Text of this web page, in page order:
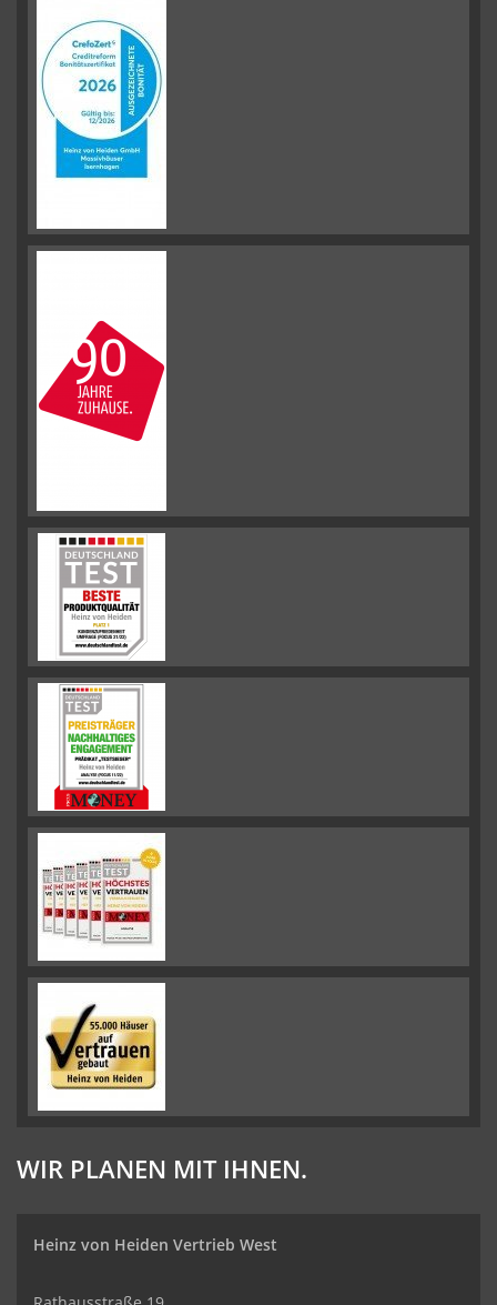
WIR PLANEN MIT IHNEN.
Heinz von Heiden Vertrieb West